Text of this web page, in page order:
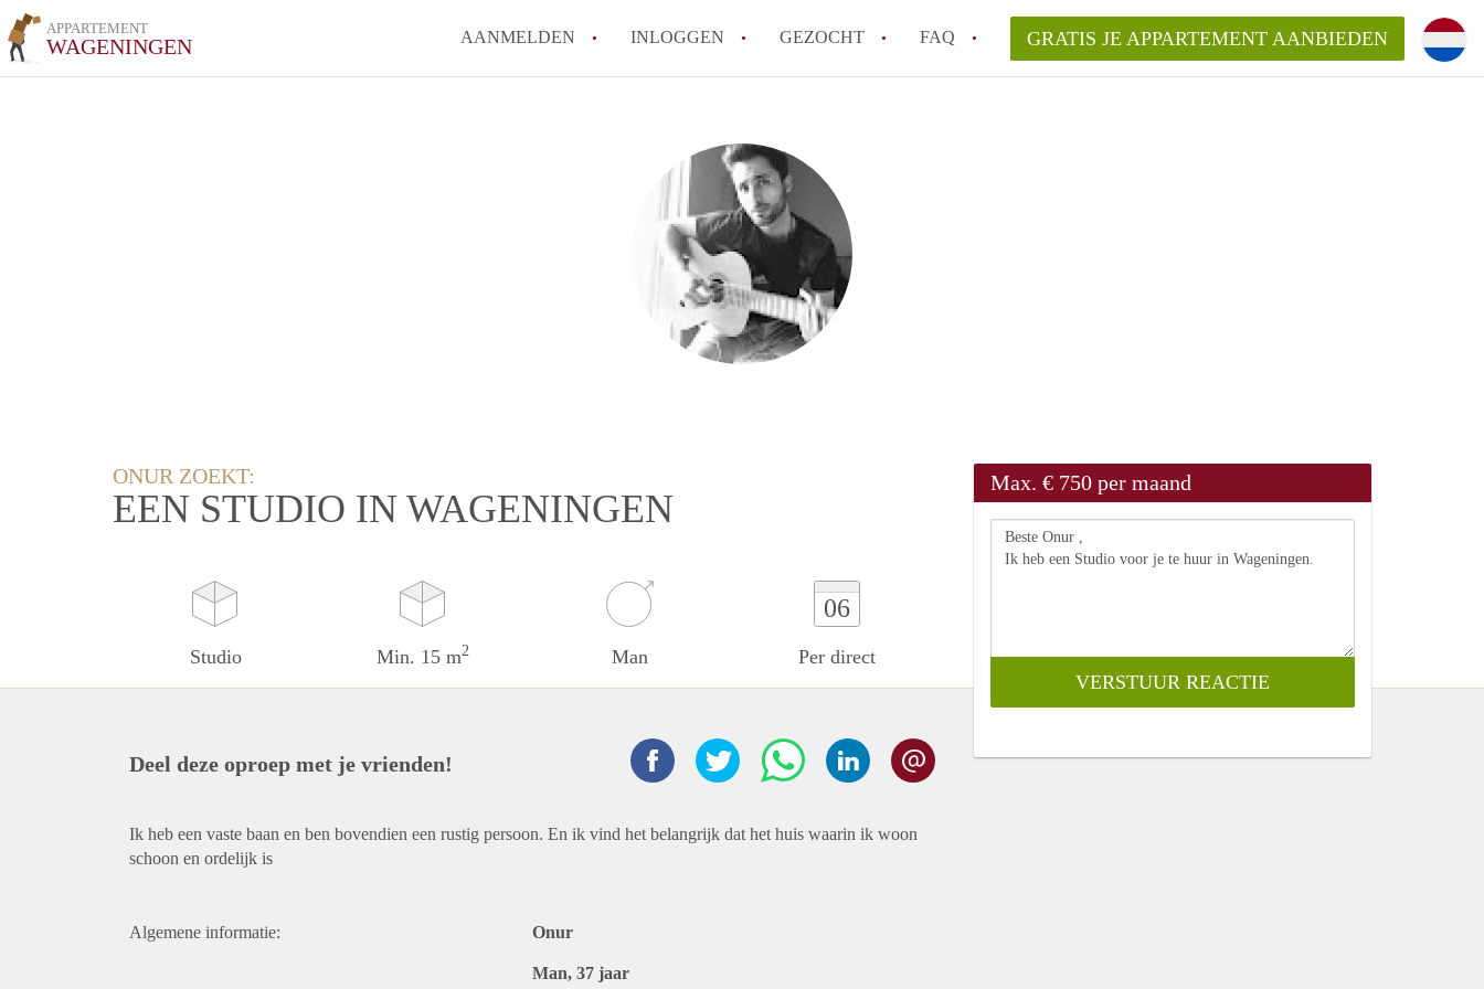
APPARTEMENT
WAGENINGEN AANMELDEN INLOGGEN GEZOCHT FAQ
How to translate AppartementWageningen!
Berekent AppartementWageningen
makelaarsvergoeding/bemiddelingsvergoeding?
Wat is AppartementWageningen?
Wat is de privacyverklaring van AppartementWageningen?
Is AppartementWageningen verantwoordelijk voor het aangeboden
Appartement / Appartementen in Wageningen?
Alle veelgestelde vragen
GRATIS JE APPARTEMENT AANBIEDEN
ONUR ZOEKT:
EEN STUDIO IN WAGENINGEN
Studio Min. 15 m2 Man
06
Per direct
Max. € 750 per maand
Deel deze oproep met je vrienden!
Ik heb een vaste baan en ben bovendien een rustig persoon. En ik vind het belangrijk dat het huis waarin ik woon
schoon en ordelijk is
Algemene informatie: Onur
Man, 37 jaar